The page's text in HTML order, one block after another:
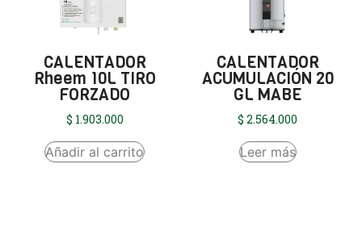
CALENTADOR
Rheem 10L TIRO
FORZADO
$ 1.903.000
Añadir al carrito
CALENTADOR
ACUMULACIÓN 20
GL MABE
$ 2.564.000
Leer más